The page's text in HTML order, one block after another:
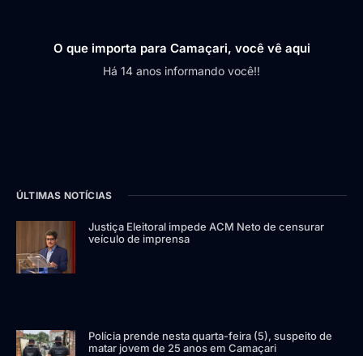
O que importa para Camaçari, você vê aqui
Há 14 anos informando você!!
ÚLTIMAS NOTÍCIAS
Justiça Eleitoral impede ACM Neto de censurar
veículo de imprensa
Polícia prende nesta quarta-feira (5), suspeito de
matar jovem de 25 anos em Camaçari